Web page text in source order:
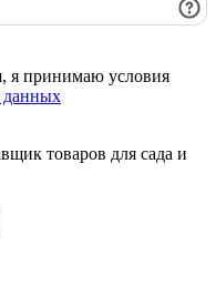
я принимаю условия
данных
товаров для сада и